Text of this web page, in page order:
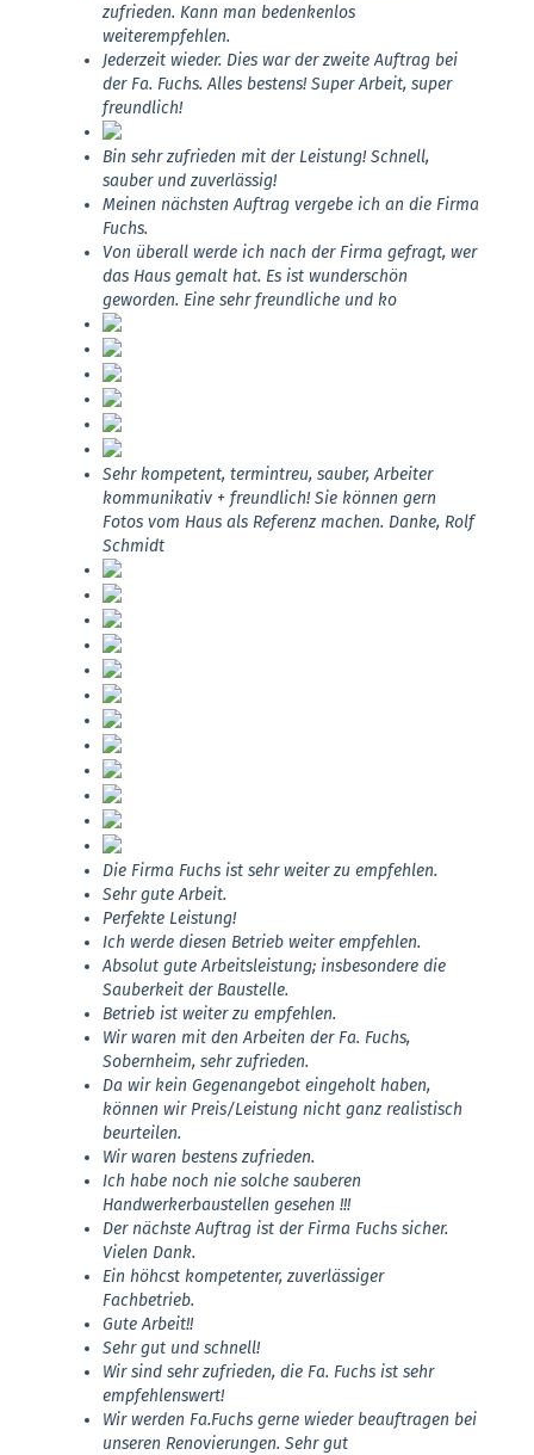
zufrieden. Kann man bedenkenlos
weiterempfehlen.
Jederzeit wieder. Dies war der zweite Auftrag bei
der Fa. Fuchs. Alles bestens! Super Arbeit, super
freundlich!
Bin sehr zufrieden mit der Leistung! Schnell,
sauber und zuverlässig!
Meinen nächsten Auftrag vergebe ich an die Firma
Fuchs.
Von überall werde ich nach der Firma gefragt, wer
das Haus gemalt hat. Es ist wunderschön
geworden. Eine sehr freundliche und ko
Sehr kompetent, termintreu, sauber, Arbeiter
kommunikativ + freundlich! Sie können gern
Fotos vom Haus als Referenz machen. Danke, Rolf
Schmidt
Die Firma Fuchs ist sehr weiter zu empfehlen.
Sehr gute Arbeit.
Perfekte Leistung!
Ich werde diesen Betrieb weiter empfehlen.
Absolut gute Arbeitsleistung; insbesondere die
Sauberkeit der Baustelle.
Betrieb ist weiter zu empfehlen.
Wir waren mit den Arbeiten der Fa. Fuchs,
Sobernheim, sehr zufrieden.
Da wir kein Gegenangebot eingeholt haben,
können wir Preis/Leistung nicht ganz realistisch
beurteilen.
Wir waren bestens zufrieden.
Ich habe noch nie solche sauberen
Handwerkerbaustellen gesehen !!!
Der nächste Auftrag ist der Firma Fuchs sicher.
Vielen Dank.
Ein höhcst kompetenter, zuverlässiger
Fachbetrieb.
Gute Arbeit!!
Sehr gut und schnell!
Wir sind sehr zufrieden, die Fa. Fuchs ist sehr
empfehlenswert!
Wir werden Fa.Fuchs gerne wieder beauftragen bei
unseren Renovierungen. Sehr gut